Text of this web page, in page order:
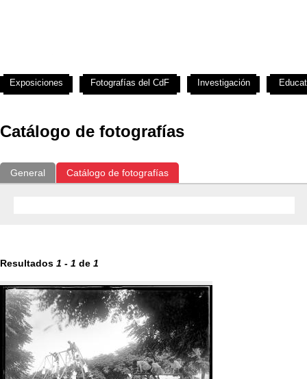
Catálogo de fotografías
General Catálogo de fotografías
Resultados 1 - 1 de 1
Exposiciones Fotografías del CdF Investigación